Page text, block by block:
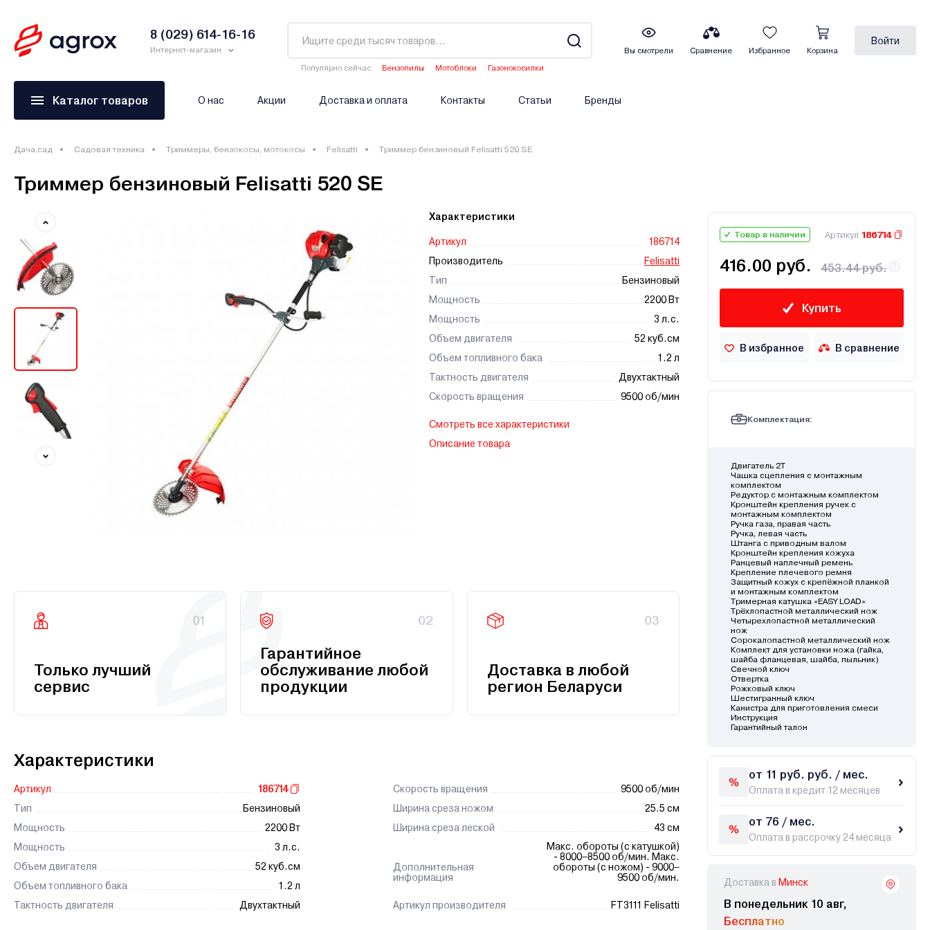
8 (029) 614-16-16
Интернет-магазин
Популярно сейчас Бензопилы Мотоблоки
Газонокосилки
Вы смотрели Сравнение Избранное Корзина
Войти
Каталог товаров О нас Акции Доставка и оплата Контакты Статьи Бренды
Дача,сад Садовая техника Триммеры, бензокосы, мотокосы Felisatti Триммер бензиновый Felisatti 520 SE
Триммер бензиновый Felisatti 520 SE
Характеристики
Артикул
186714
Производитель
Felisatti
Тип
Бензиновый
Мощность
2200 Вт
Мощность
3 л.с.
Объем двигателя
52 куб.см
Объем топливного бака
1.2 л
Тактность двигателя
Двухтактный
Скорость вращения
9500 об/мин
Смотреть все характеристики
Описание товара
01
Только лучший
сервис
02
Гарантийное
обслуживание любой
продукции
03
Доставка в любой
регион Беларуси
Характеристики
Артикул
186714
Тип
Бензиновый
Мощность
2200 Вт
Мощность
3 л.с.
Объем двигателя
52 куб.см
Объем топливного бака
1.2 л
Тактность двигателя
Двухтактный
Скорость вращения
9500 об/мин
Ширина среза ножом
25.5 см
Ширина среза леской
43 см
Дополнительная
информация
Макс. обороты (с катушкой)
- 8000–8500 об/мин. Макс.
обороты (с ножом) - 9000–
9500 об/мин.
Артикул производителя FT3111 Felisatti
Товар в наличии Артикул 186714
416.00 руб. 453.44 руб.
Купить
В избранное В сравнение
Комплектация:
Двигатель 2Т
Чашка сцепления с монтажным
комплектом
Редуктор с монтажным комплектом
Кронштейн крепления ручек с
монтажным комплектом
Ручка газа, правая часть
Ручка, левая часть
Штанга с приводным валом
Кронштейн крепления кожуха
Ранцевый наплечный ремень
Крепление плечевого ремня
Защитный кожух с крепёжной планкой
и монтажным комплектом
Тримерная катушка «EASY LOAD»
Трёхлопастной металлический нож
Четырехлопастной металлический
нож
Сорокалопастной металлический нож
Комплект для установки ножа (гайка,
шайба фланцевая, шайба, пыльник)
Свечной ключ
Отвертка
Рожковый ключ
Шестигранный ключ
Канистра для приготовления смеси
Инструкция
Гарантийный талон
от 11 руб. руб. / мес.
Оплата в кредит 12 месяцев
от 76 / мес.
Оплата в рассрочку 24 месяца
Доставка в Минск
В понедельник 10 авг,
Бесплатно